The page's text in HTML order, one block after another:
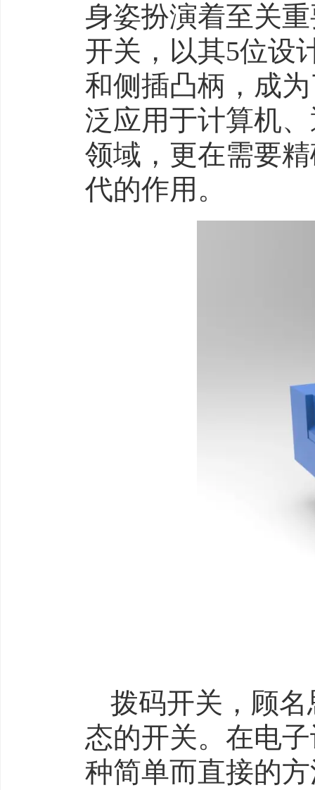
身姿扮演着至关
开关，以其5位设
和侧插凸柄，成
泛应用于计算机
领域，更在需要
代的作用。
拨码开关，顾
态的开关。在电
种简单而直接的